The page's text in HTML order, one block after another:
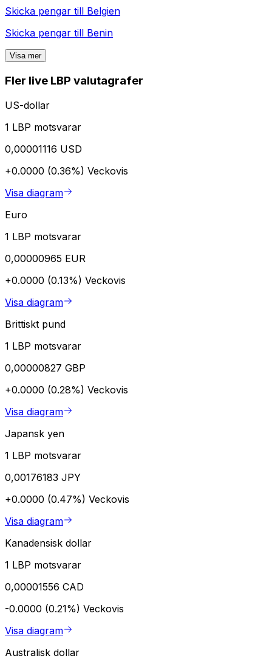
Skicka pengar till Belgien
Skicka pengar till Benin
Visa mer
Fler live LBP valutagrafer
US-dollar
1 LBP motsvarar
0,00001116 USD
+0.0000 (0.36%) Veckovis
Visa diagram
Euro
1 LBP motsvarar
0,00000965 EUR
+0.0000 (0.13%) Veckovis
Visa diagram
Brittiskt pund
1 LBP motsvarar
0,00000827 GBP
+0.0000 (0.28%) Veckovis
Visa diagram
Japansk yen
1 LBP motsvarar
0,00176183 JPY
+0.0000 (0.47%) Veckovis
Visa diagram
Kanadensisk dollar
1 LBP motsvarar
0,00001556 CAD
-0.0000 (0.21%) Veckovis
Visa diagram
Australisk dollar